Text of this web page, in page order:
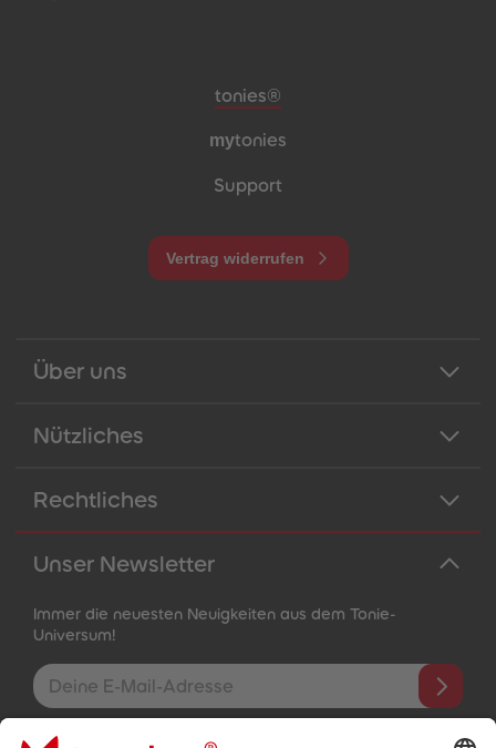
Meta-Navigation Footer
tonies®
mytonies
Support
Vertrag widerrufen
Über uns
Nützliches
Rechtliches
Unser Newsletter
Immer die neuesten Neuigkeiten aus dem Tonie-
Universum!
E-Mail-Addresse
Mit dem Absenden abonnierst du unseren E-Mail-Newsletter, der